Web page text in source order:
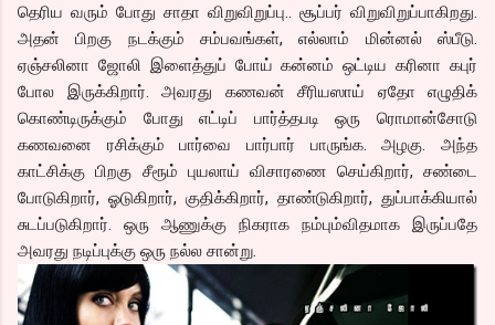
தெரிய வரும் போது சாதா விறுவிறுப்பு.. சூப்பர் விறுவிறுப்பாகிறது.
அதன் பிறகு நடக்கும் சம்பவங்கள், எல்லாம் மின்னல் ஸ்பீடு.
ஏஞ்சலினா ஜோலி இளைத்துப் போய் கன்னம் ஒட்டிய கரினா கபுர்
போல இருக்கிறார். அவரது கணவன் சீரியஸாய் ஏதோ எழுதிக்
கொண்டிருக்கும் போது எட்டிப் பார்த்தபடி ஒரு ரொமான்சோடு
கணவனை ரசிக்கும் பார்வை பார்பார் பாருங்க. அழகு. அந்த
காட்சிக்கு பிறகு சீரூம் புயலாய் விசாரணை செய்கிறார், சண்டை
போடுகிறார், ஓடுகிறார், குதிக்கிறார், தாண்டுகிறார், துப்பாக்கியால்
சுடப்படுகிறார். ஒரு ஆணுக்கு நிகராக நம்பும்விதமாக இருப்பதே
அவரது நடிப்புக்கு ஒரு நல்ல சான்று.